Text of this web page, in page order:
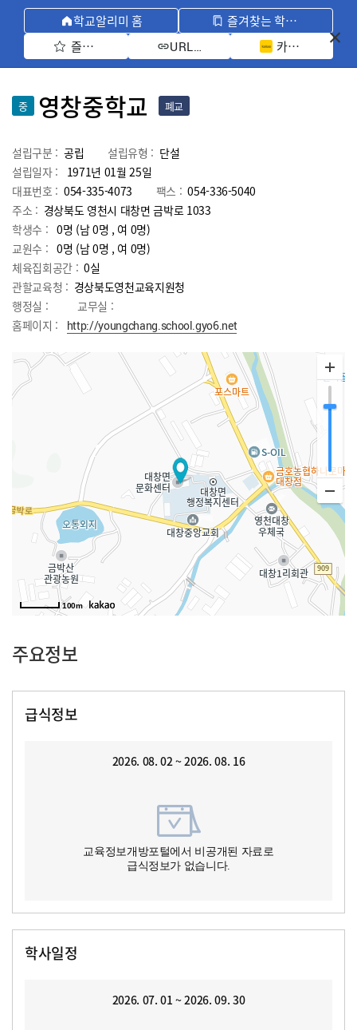
학교알리미 홈
즐겨찾는 학교 모아보기
즐겨찾기 선택
URL 복사 카카오톡 공유
중 영창중학교 폐교
설립구분 : 공립 설립유형 : 단설
설립일자 :
1971년 01월 25일
대표번호 : 054-335-4073 팩스 : 054-336-5040
주소 : 경상북도 영천시 대창면 금박로 1033
학생수 : 0명 (남 0명 , 여 0명)
교원수 : 0명 (남0명 , 여 0명)
체육집회공간 : 0실
관할교육청 : 경상북도영천교육지원청
행정실 :
교무실 :
홈페이지 :
http://youngchang.school.gyo6.net
100m
주요정보
급식정보
2026. 08. 02 ~ 2026. 08. 16
교육정보개방포털에서 비공개된 자료로
급식정보가 없습니다.
학사일정
2026. 07. 01 ~ 2026. 09. 30